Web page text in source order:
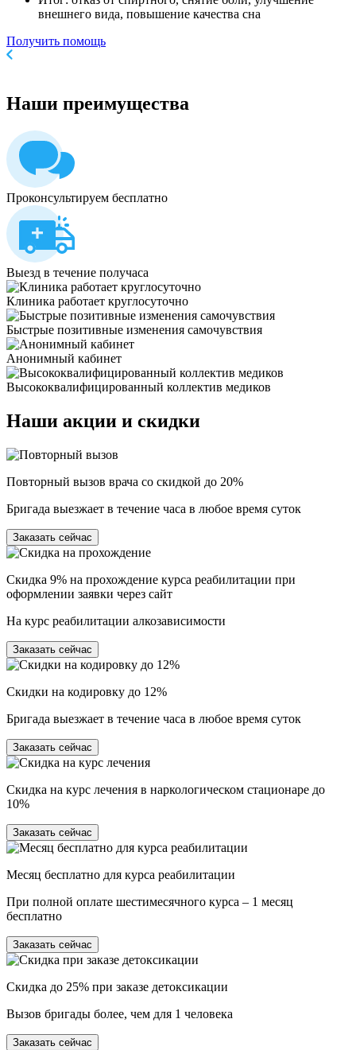
внешнего вида, повышение качества сна
Получить помощь
Наши преимущества
Проконсультируем бесплатно
Выезд в течение получаса
Клиника работает круглосуточно
Быстрые позитивные изменения самочувствия
Анонимный кабинет
Высококвалифицированный коллектив медиков
Наши акции и скидки
Повторный вызов врача со скидкой до 20%
Бригада выезжает в течение часа в любое время суток
Заказать сейчас
Скидка 9% на прохождение курса реабилитации при
оформлении заявки через сайт
На курс реабилитации алкозависимости
Заказать сейчас
Скидки на кодировку до 12%
Бригада выезжает в течение часа в любое время суток
Заказать сейчас
Скидка на курс лечения в наркологическом стационаре до
10%
Заказать сейчас
Месяц бесплатно для курса реабилитации
При полной оплате шестимесячного курса – 1 месяц
бесплатно
Заказать сейчас
Скидка до 25% при заказе детоксикации
Вызов бригады более, чем для 1 человека
Заказать сейчас